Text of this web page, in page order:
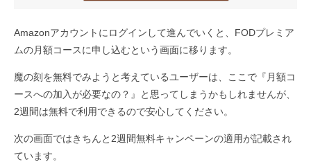
Amazonアカウントにログインして進んでいくと、FODプレミア
ムの月額コースに申し込むという画面に移ります。
魔の刻を無料でみようと考えているユーザーは、ここで『月額コ
ースへの加入が必要なの？』と思ってしまうかもしれませんが、
2週間は無料で利用できるので安心してください。
次の画面ではきちんと2週間無料キャンペーンの適用が記載され
ています。